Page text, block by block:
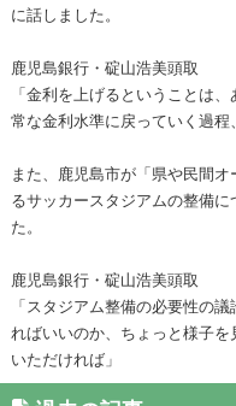
に話しました。
鹿児島銀行・碇山浩美頭取
「金利を上げるということは
常な金利水準に戻っていく過程
また、鹿児島市が「県や民間
るサッカースタジアムの整備
た。
鹿児島銀行・碇山浩美頭取
「スタジアム整備の必要性の
ればいいのか、ちょっと様子
いただければ」